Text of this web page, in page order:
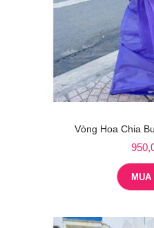
Vòng Hoa Chia
MUA